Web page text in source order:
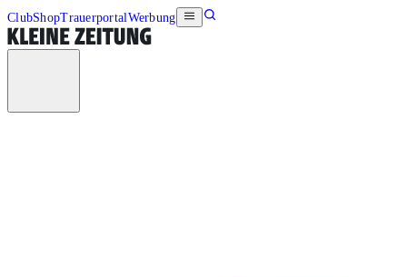
ClubShopTrauerportalWerbung